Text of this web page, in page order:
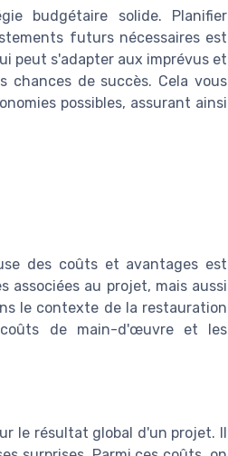
budgétaire solide. Planifier
futurs nécessaires est
peut s'adapter aux imprévus et
chances de succès. Cela vous
possibles, assurant ainsi
des coûts et avantages est
associées au projet, mais aussi
le contexte de la restauration
coûts de main-d'œuvre et les
le résultat global d'un projet. Il